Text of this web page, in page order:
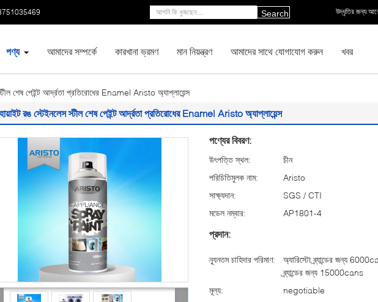
উদ্ধৃতির জন্য
Search
পণ্য আমাদের সম্পর্কে কারখানা ভ্রমণ মান নিয়ন্ত্রণ আমাদের সাথে যোগাযোগ করুন খবর
শেষ পেইন্ট আর্দ্রতা প্রতিরোধের Enamel Aristo অ্যাপ্লায়েন্স
রঙ স্টেইনলেস স্টীল শেষ পেইন্ট আর্দ্রতা প্রতিরোধের Enamel Aristo অ্যাপ্লায়েন্স
পণ্যের বিবরণ:
উৎপত্তি স্থল:
চীন
পরিচিতিমুলক নাম:
Aristo
সাক্ষ্যদান:
SGS / CTI
মডেল নম্বার:
AP1801-4
প্রদান:
ন্যূনতম চাহিদার পরিমাণ:
অ্যারিস্টো ব্র্যান্ডের জন্য
ব্র্যান্ডের জন্য 15000cans
মূল্য:
negotiable